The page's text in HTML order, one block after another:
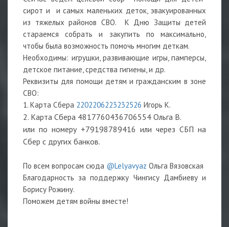
сирот и и самых маленьких деток, эвакуированных
из тяжелых районов СВО. К Дню Защиты детей
стараемся собрать и закупить по максимально,
чтобы была возможность помочь многим деткам.
Необходимы: игрушки, развивающие игры, памперсы,
детское питание, средства гигиены, и др.
Реквизиты для помощи детям и гражданским в зоне
СВО:
1. Карта Сбера 2202206223232526 Игорь К.
2. Карта Сбера 4817760436706554 Ольга В.
или по номеру +79198789416 или через СБП на
Сбер с других банков.
По всем вопросам сюда @Lelyavyaz Ольга Вязовская
Благодарность за поддержку Чингису Дамбиеву и
Борису Рожину.
Поможем детям войны вместе!